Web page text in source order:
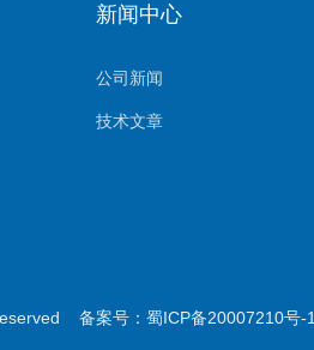
新闻中心
公司新闻
技术文章
备案号：蜀ICP备20007210号-1